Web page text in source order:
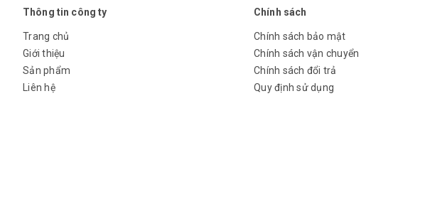
Thông tin công ty
Trang chủ
Giới thiệu
Sản phẩm
Liên hệ
Chính sách
Chính sách bảo mật
Chính sách vận chuyển
Chính sách đổi trả
Quy định sử dụng